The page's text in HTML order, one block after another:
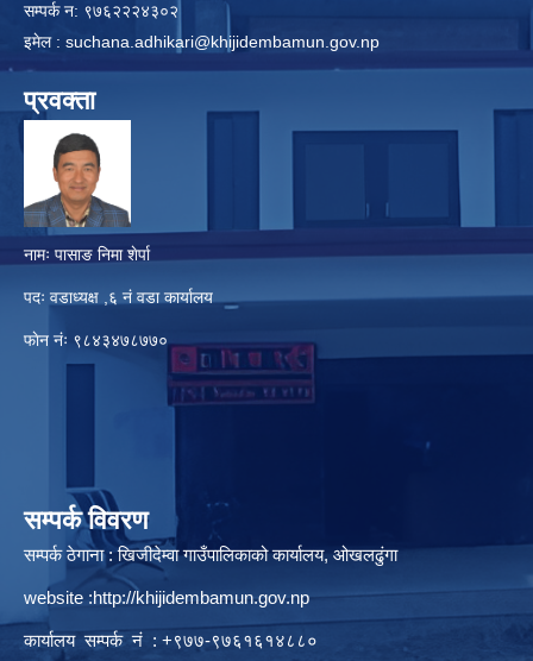
सम्पर्क न: ९७६२२२४३०२
इमेल : suchana.adhikari@khijidembamun.gov.np
प्रवक्ता
नामः पासाङ निमा शेर्पा
पदः वडाध्यक्ष ,६ नं वडा कार्यालय
फाेन नंः ९८४३४७८७७०
सम्पर्क विवरण
सम्पर्क ठेगाना : खिजीदेम्वा गाउँपालिकाको कार्यालय, ओखलढुंगा
website :http://khijidembamun.gov.np
कार्यालय सम्पर्क नं : +९७७-९७६१६१४८८०